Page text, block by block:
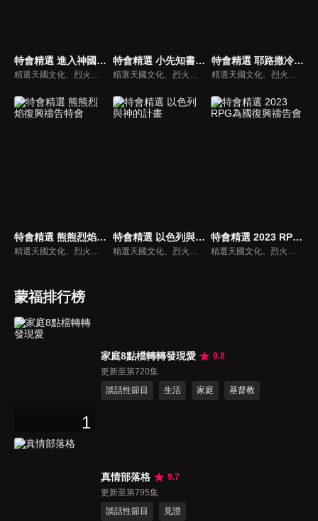
特會精選 進入神國的豐盛
精選天國文化、烈火特會、超自然大能與使徒性教會等特會，幫助我們更加明白神的心意，好讓我們的生命能走在神的道路上進入命定。
特會精選 小先知書系列
精選天國文化、烈火特會、超自然大能與使徒性教會等特會，幫助我們更加明白神的心意，好讓我們的生命能走在神的道路上進入命定。
特會精選 耶路撒冷烈火特會
精選天國文化、烈火特會、超自然大能與使徒性教會等特會，幫助我們更加明白神的心意，好讓我們的生命能走在神的道路上進入命定。
特會精選 熊熊烈焰復興禱告特會
精選天國文化、烈火特會、超自然大能與使徒性教會等特會，幫助我們更加明白神的心意，好讓我們的生命能走在神的道路上進入命定。
特會精選 以色列與神的計畫
精選天國文化、烈火特會、超自然大能與使徒性教會等特會，幫助我們更加明白神的心意，好讓我們的生命能走在神的道路上進入命定。
特會精選 2023 RPG為國復興禱告會
精選天國文化、烈火特會、超自然大能與使徒性教會等特會，幫助我們更加明白神的心意，好讓我們的生命能走在神的道路上進入命定。
蒙福排行榜
1
家庭8點檔轉轉發現愛
9.8
更新至第720集
談話性節目
生活 家庭 基督教
真情部落格
9.7
更新至第795集
談話性節目
見證